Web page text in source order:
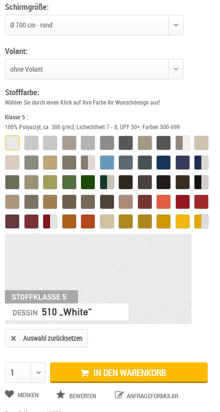
Schirmgröße:
Volant:
Stofffarbe:
Wählen Sie durch einen Klick auf Ihre Farbe Ihr Wunschdesign aus!
Klasse 5 :
100% Polyacryl, ca. 300 g/m2, Lichechtheit 7 - 8, UPF 50+, Farben 500-699
Auswahl zurücksetzen
IN DEN WARENKORB
MERKEN BEWERTEN ANFRAGEFORMULAR